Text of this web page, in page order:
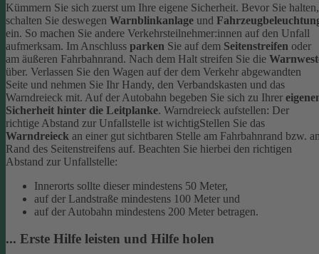
Kümmern Sie sich zuerst um Ihre eigene Sicherheit. Bevor Sie halten,
schalten Sie deswegen Warnblinkanlage und
ein. So machen Sie andere Verkehrsteilnehmer:innen auf den Unfall
aufmerksam. Im Anschluss parken Sie auf dem Seitenstreifen oder
am äußeren Fahrbahnrand. Nach dem Halt streifen Sie die
über. Verlassen Sie den Wagen auf der dem Verkehr abgewandten
Seite und nehmen Sie Ihr Handy, den Verbandskasten und das
Warndreieck mit. Auf der Autobahn begeben Sie sich zu Ihrer
Sicherheit hinter die Leitplanke. Warndreieck aufstellen: Der
richtige Abstand zur Unfallstelle ist wichtigStellen Sie das
Warndreieck an einer gut sichtbaren Stelle am Fahrbahnrand bzw.
Rand des Seitenstreifens auf. Beachten Sie hierbei den richtigen
Abstand zur Unfallstelle:
Innerorts sollte dieser mindestens 50 Meter,
auf der Landstraße mindestens 100 Meter und
auf der Autobahn mindestens 200 Meter betragen.
... Erste Hilfe leisten und Hilfe holen